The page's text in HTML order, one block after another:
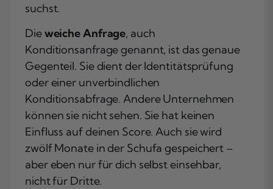
suchst.
Dieweiche Anfrage, auch
Konditionsanfrage genannt, ist das genaue
Gegenteil. Sie dient der Identitätsprüfung
oder einer unverbindlichen
Konditionsabfrage. Andere Unternehmen
können sie nicht sehen. Sie hat keinen
Einfluss auf deinen Score. Auch sie wird
zwölf Monate in der Schufa gespeichert –
aber eben nur für dich selbst einsehbar,
nicht für Dritte.